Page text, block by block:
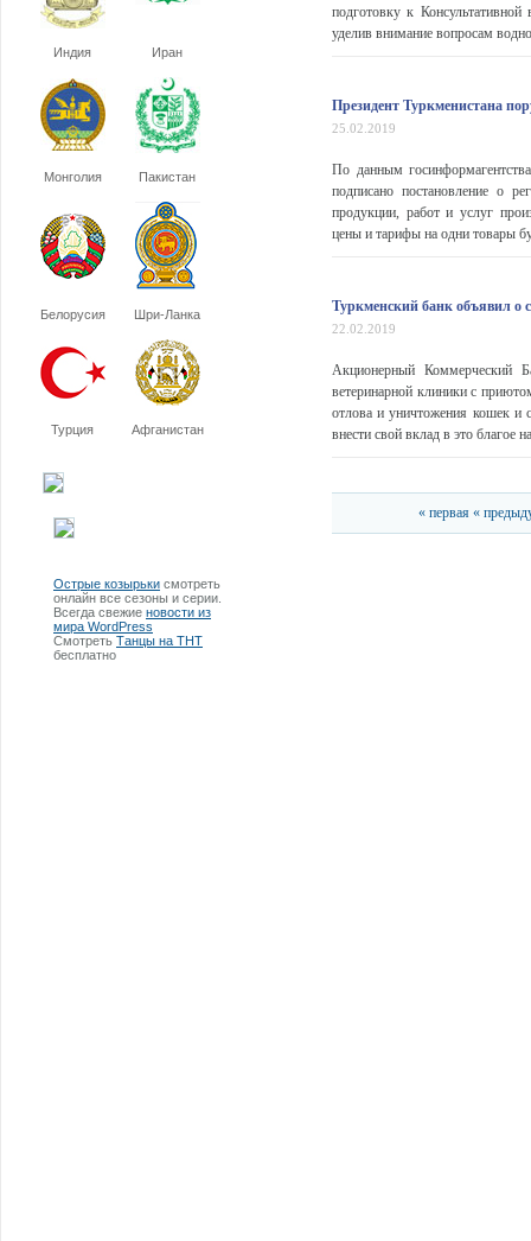
Индия Иран
Монголия Пакистан
Белорусия Шри-Ланка
Турция Афганистан
Острые козырьки смотреть
онлайн все сезоны и серии.
Всегда свежие новости из
мира WordPress
Смотреть Танцы на ТНТ
бесплатно
подготовку к
уделив внимание вопросам
Президент Туркменистана
25.02.2019
По данным
подписано постановление о
продукции, работ и услуг
цены и тарифы на одни товары
Туркменский банк объявил о
22.02.2019
Акционерный Коммерческий
ветеринарной клиники с
отлова и уничтожения кошек и
внести свой вклад в это благое
« первая «